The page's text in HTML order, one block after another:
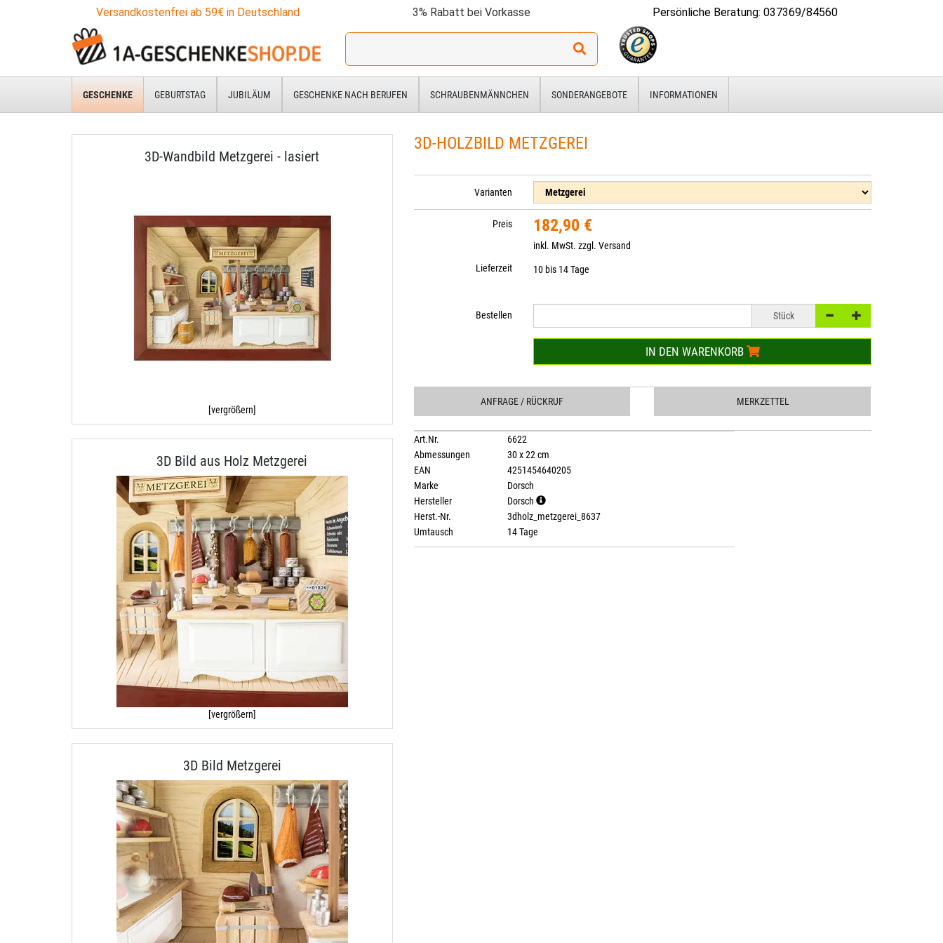
Versandkostenfrei ab 59€ in Deutschland 3% Rabatt bei Vorkasse Persönliche Beratung: 037369/84560
Ich
für:
GESCHENKE GEBURTSTAG JUBILÄUM GESCHENKE NACH BERUFEN SCHRAUBENMÄNNCHEN SONDERANGEBOTE INFORMATIONEN
3D-Wandbild Metzgerei - lasiert
[vergrößern]
3D Bild aus Holz Metzgerei
[vergrößern]
3D Bild Metzgerei
3D-HOLZBILD METZGEREI
Varianten
Preis 182,90 €
inkl. MwSt. zzgl.Versand
Lieferzeit
10 bis 14 Tage
Bestellen Stück
IN DEN WARENKORB
ANFRAGE / RÜCKRUF MERKZETTEL
Art.Nr.
6622
Abmessungen
30 x 22 cm
EAN
4251454640205
Marke
Dorsch
Hersteller
Dorsch
Herst.-Nr.
3dholz_metzgerei_8637
Umtausch
14 Tage